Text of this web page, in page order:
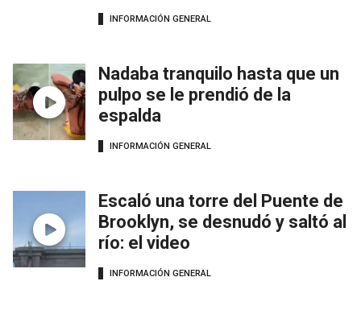
INFORMACIÓN GENERAL
Nadaba tranquilo hasta que un
pulpo se le prendió de la
espalda
INFORMACIÓN GENERAL
Escaló una torre del Puente de
Brooklyn, se desnudó y saltó al
río: el video
INFORMACIÓN GENERAL